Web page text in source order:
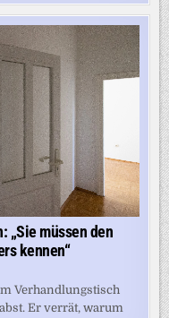
„Sie müssen den
kennen“
Verhandlungstisch
Er verrät, warum